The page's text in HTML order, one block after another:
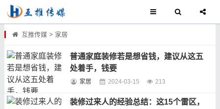
互推传媒 > 家居
普通家庭装修若是想省钱，建议从这五
处着手，钱要
家居 2024-03-15 213
装修过来人的经验总结：这15个雷区，